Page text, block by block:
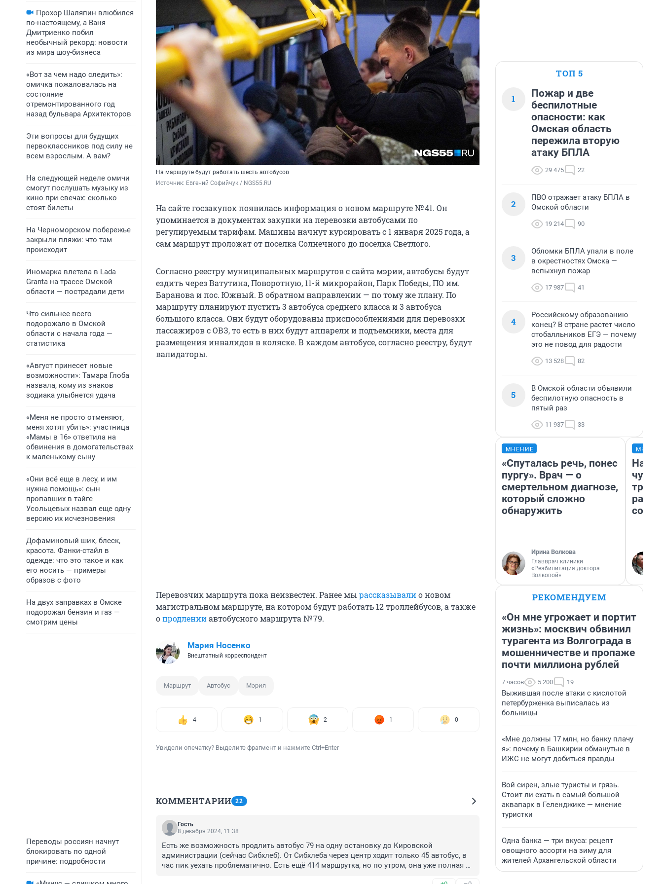
Прохор Шаляпин влюбился
по-настоящему, а Ваня
Дмитриенко побил
необычный рекорд: новости
из мира шоу-бизнеса
«Вот за чем надо следить»:
омичка пожаловалась на
состояние
отремонтированного год
назад бульвара Архитекторов
Эти вопросы для будущих
первоклассников под силу не
всем взрослым. А вам?
На следующей неделе омичи
смогут послушать музыку из
кино при свечах: сколько
стоят билеты
На Черноморском побережье
закрыли пляжи: что там
происходит
Иномарка влетела в Lada
Granta на трассе Омской
области — пострадали дети
Что сильнее всего
подорожало в Омской
области с начала года —
статистика
«Август принесет новые
возможности»: Тамара Глоба
назвала, кому из знаков
зодиака улыбнется удача
«Меня не просто отменяют,
меня хотят убить»: участница
«Мамы в 16» ответила на
обвинения в домогательствах
к маленькому сыну
«Они всё еще в лесу, и им
нужна помощь»: сын
пропавших в тайге
Усольцевых назвал еще одну
версию их исчезновения
Дофаминовый шик, блеск,
красота. Фанки-стайл в
одежде: что это такое и как
его носить — примеры
образов с фото
На двух заправках в Омске
подорожал бензин и газ —
смотрим цены
Переводы россиян начнут
блокировать по одной
причине: подробности
На маршруте будут работать шесть автобусов
Источник: Евгений Софийчук / NGS55.RU
На сайте госзакупок появилась информация о новом маршруте № 41. Он
упоминается в документах закупки на перевозки автобусами по
регулируемым тарифам. Машины начнут курсировать с 1 января 2025 года, а
сам маршрут проложат от поселка Солнечного до поселка Светлого.
Согласно реестру муниципальных маршрутов с сайта мэрии, автобусы будут
ездить через Ватутина, Поворотную, 11-й микрорайон, Парк Победы, ПО им.
Баранова и пос. Южный. В обратном направлении — по тому же плану. По
маршруту планируют пустить 3 автобуса среднего класса и 3 автобуса
большого класса. Они будут оборудованы приспособлениями для перевозки
пассажиров с ОВЗ, то есть в них будут аппарели и подъемники, места для
размещения инвалидов в коляске. В каждом автобусе, согласно реестру, будут
валидаторы.
Перевозчик маршрута пока неизвестен. Ранее мы рассказывалио новом
магистральном маршруте, на котором будут работать 12 троллейбусов, а также
опродленииавтобусного маршрута № 79.
Мария Носенко
Внештатный корреспондент
Маршрут Автобус Мэрия
4 1 2 1 0
Увидели опечатку? Выделите фрагмент и нажмите Ctrl+Enter
КОММЕНТАРИИ 22
Гость
8 декабря 2024, 11:38
Есть же возможность продлить автобус 79 на одну остановку до Кировской
администрации (сейчас Сибхлеб). От Сибхлеба через центр ходит только 45 автобус, в
час пик уехать проблематично. Есть ещё 414 маршрутка, но по утром, она уже полная
ТОП 5
1
Пожар и две
беспилотные
опасности: как
Омская область
пережила вторую
атаку БПЛА
29 475 22
2
ПВО отражает атаку БПЛА в
Омской области
19 214 90
3
Обломки БПЛА упали в поле
в окрестностях Омска —
вспыхнул пожар
17 987 41
4
Российскому образованию
конец? В стране растет число
стобалльников ЕГЭ — почему
это не повод для радости
13 528 82
5
В Омской области объявили
беспилотную опасность в
пятый раз
11 937 33
МНЕНИЕ
«Спуталась речь, понес
пургу». Врач — о
смертельном диагнозе,
который сложно
обнаружить
Ирина Волкова
Главврач клиники
«Реабилитация доктора
Волковой»
РЕКОМЕНДУЕМ
«Он мне угрожает и портит
жизнь»: москвич обвинил
турагента из Волгограда в
мошенничестве и пропаже
почти миллиона рублей
7 часов 5 200 19
Выжившая после атаки с кислотой
петербурженка выписалась из
больницы
«Мне должны 17 млн, но банку плачу
я»: почему в Башкирии обманутые в
ИЖС не могут добиться правды
Вой сирен, злые туристы и грязь.
Стоит ли ехать в самый большой
аквапарк в Геленджике — мнение
туристки
Одна банка — три вкуса: рецепт
овощного ассорти на зиму для
жителей Архангельской области